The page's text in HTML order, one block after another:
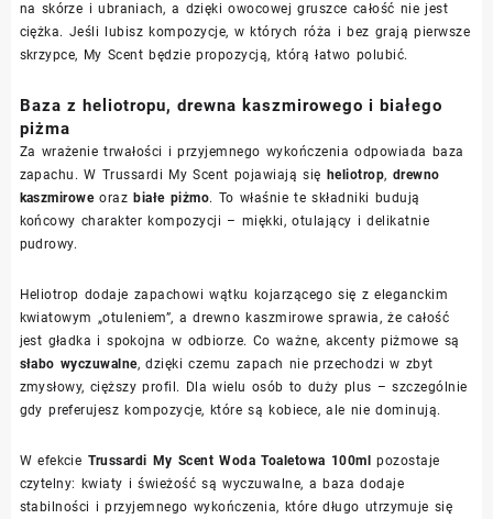
na skórze i ubraniach, a dzięki owocowej gruszce całość nie jest
ciężka. Jeśli lubisz kompozycje, w których róża i bez grają pierwsze
skrzypce, My Scent będzie propozycją, którą łatwo polubić.
Baza z heliotropu, drewna kaszmirowego i białego
piżma
Za wrażenie trwałości i przyjemnego wykończenia odpowiada baza
zapachu. W Trussardi My Scent pojawiają się heliotrop, drewno
kaszmiroweoraz białe piżmo. To właśnie te składniki budują
końcowy charakter kompozycji – miękki, otulający i delikatnie
pudrowy.
Heliotrop dodaje zapachowi wątku kojarzącego się z eleganckim
kwiatowym „otuleniem”, a drewno kaszmirowe sprawia, że całość
jest gładka i spokojna w odbiorze. Co ważne, akcenty piżmowe są
słabo wyczuwalne, dzięki czemu zapach nie przechodzi w zbyt
zmysłowy, cięższy profil. Dla wielu osób to duży plus – szczególnie
gdy preferujesz kompozycje, które są kobiece, ale nie dominują.
W efekcie Trussardi My Scent Woda Toaletowa 100ml
pozostaje
czytelny: kwiaty i świeżość są wyczuwalne, a baza dodaje
stabilności i przyjemnego wykończenia, które długo utrzymuje się